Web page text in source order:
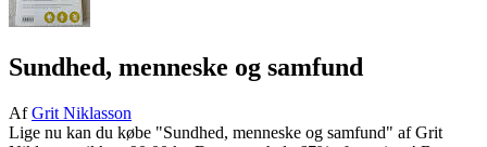
Sundhed, menneske og samfund
AfGrit Niklasson
Lige nu kan du købe "Sundhed, menneske og samfund" af Grit